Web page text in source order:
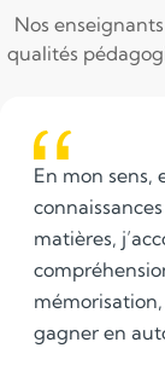
Nos
qualités
personnalisé,
bienveillance.
son rythme
travail et sa